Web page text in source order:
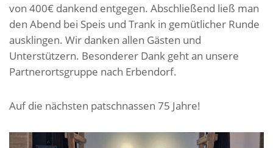
von 400€ dankend entgegen. Abschließend ließ man
den Abend bei Speis und Trank in gemütlicher Runde
ausklingen. Wir danken allen Gästen und
Unterstützern. Besonderer Dank geht an unsere
Partnerortsgruppe nach Erbendorf.
Auf die nächsten patschnassen 75 Jahre!